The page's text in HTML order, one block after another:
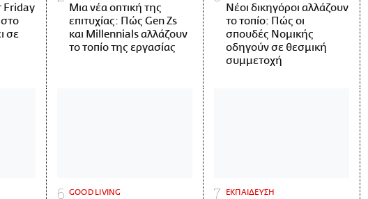
Friday
στο
σε
Μια νέα οπτική της
επιτυχίας: Πώς Gen Zs
και Millennials αλλάζουν
το τοπίο της εργασίας
Νέοι δικηγόροι αλλάζουν
το τοπίο: Πώς οι
σπουδές Νομικής
οδηγούν σε θεσμική
συμμετοχή
GOOD LIVING ΕΚΠΑΙΔΕΥΣΗ